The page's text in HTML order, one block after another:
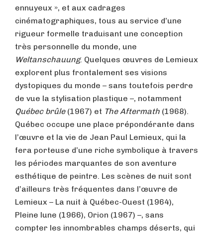
ennuyeux », et aux cadrages
cinématographiques, tous au service d’une
rigueur formelle traduisant une conception
très personnelle du monde, une
Weltanschauung. Quelques œuvres de Lemieux
explorent plus frontalement ses visions
dystopiques du monde – sans toutefois perdre
de vue la stylisation plastique –, notamment
Québec brûle(1967) et The Aftermath (1968).
Québec occupe une place prépondérante dans
l’œuvre et la vie de Jean Paul Lemieux, qui la
fera porteuse d’une riche symbolique à travers
les périodes marquantes de son aventure
esthétique de peintre. Les scènes de nuit sont
d’ailleurs très fréquentes dans l’œuvre de
Lemieux – La nuit à Québec-Ouest (1964),
Pleine lune (1966), Orion (1967) –, sans
compter les innombrables champs déserts, qui